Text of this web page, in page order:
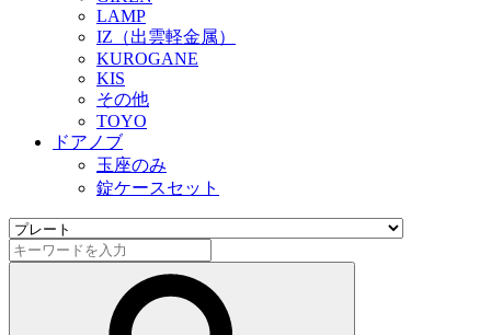
LAMP
IZ（出雲軽金属）
KUROGANE
KIS
その他
TOYO
ドアノブ
玉座のみ
錠ケースセット